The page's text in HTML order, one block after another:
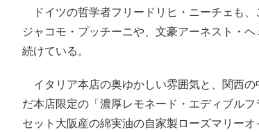
ドイツの哲学者フリードリヒ・ニーチェも
ジャコモ・プッチーニや、文豪アーネスト・
続けている。
イタリア本店の奥ゆかしい雰囲気と、関西
だ本店限定の「濃厚レモネード・エディブル
セット大阪産の綿実油の自家製ローズマリー